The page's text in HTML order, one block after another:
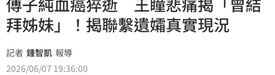
拜姊妹」！揭聯繫遺孀真實現況
記者 鍾智凱 報導
2026/06/07 19:36:00